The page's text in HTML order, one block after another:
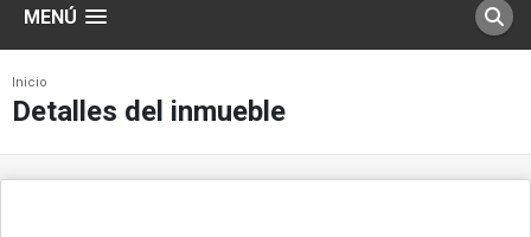
MENÚ
Inicio
Detalles del inmueble